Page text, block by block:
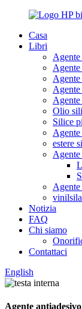
Casa
Libri
Olio
Silice
estere
Notizia
FAQ
Chi siamo
Contattaci
English
Agente antiadesivo